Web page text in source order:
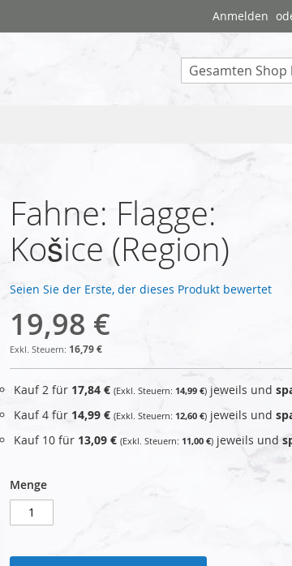
Anmelden
Fahne: Flagge:
Košice (Region)
Seien Sie der Erste, der dieses Produkt bewertet
19,98 €
16,79 €
Kauf 2 für 17,84 € 14,99 € jeweils und
Kauf 4 für 14,99 € 12,60 € jeweils und
Kauf 10 für 13,09 € 11,00 € jeweils und
Menge